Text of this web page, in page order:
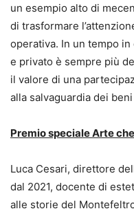
un esempio alto di
di trasformare
operativa. In un tempo
e privato è sempre più
il valore di una
alla salvaguardia dei
Premio speciale Arte
Luca Cesari, direttore
dal 2021, docente di
alle storie del